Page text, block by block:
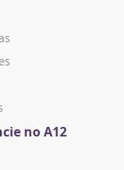
no A12